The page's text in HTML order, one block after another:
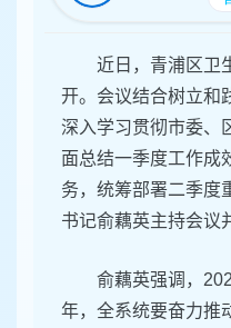
近日，青浦区卫
开。会议结合树立和
深入学习贯彻市委、
面总结一季度工作成
务，统筹部署二季度
书记俞藕英主持会议
俞藕英强调，
年，全系统要奋力推